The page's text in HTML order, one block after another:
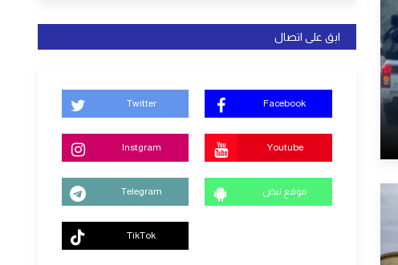
ابق على اتصال
Twitter Facebook
Instgram Youtube
Telegram موقع نبض
TikTok